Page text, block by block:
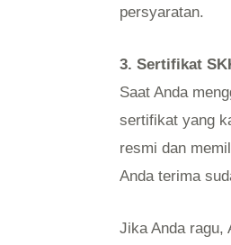
persyaratan.
3. Sertifikat
Saat Anda
sertifikat yang
resmi dan
Anda terima
Jika Anda ragu,